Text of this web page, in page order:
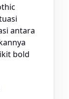
antara
bold